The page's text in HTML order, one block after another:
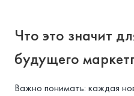
Что это значит
будущего
Важно понимать: каждая